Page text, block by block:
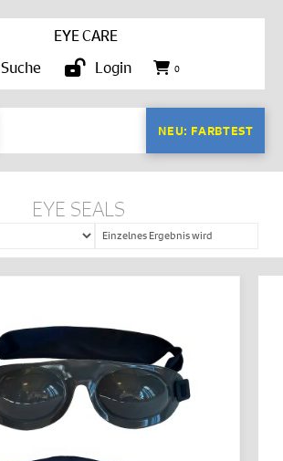
EYE CARE
Suche
Login 0
NEU: FARBTEST
EYE SEALS
Einzelnes Ergebnis wird
angezeigt